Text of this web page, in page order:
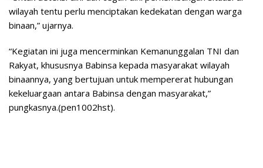
wilayah tentu perlu menciptakan kedekatan dengan warga
binaan,” ujarnya.
“Kegiatan ini juga mencerminkan Kemanunggalan TNI dan
Rakyat, khususnya Babinsa kepada masyarakat wilayah
binaannya, yang bertujuan untuk mempererat hubungan
kekeluargaan antara Babinsa dengan masyarakat,”
pungkasnya.(pen1002hst).